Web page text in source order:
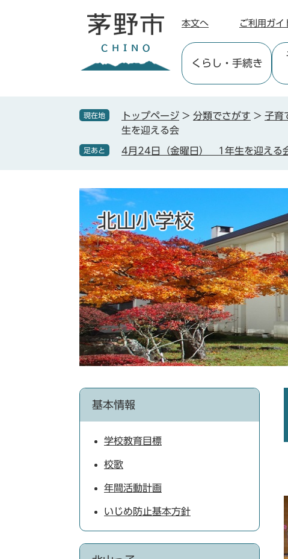
本文へ ご利用ガイ
くらし ・手続き
現在地 トップページ > 分類でさがす > 子育
生を迎える会
足あと 4月24日（金曜日） 1年生を迎える
北山小学校
基本情報
学校教育目標
校歌
年間活動計画
いじめ防止基本方針